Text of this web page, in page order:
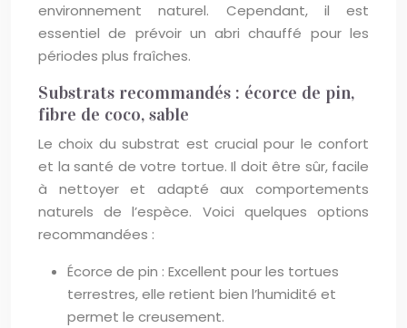
environnement naturel. Cependant, il est
essentiel de prévoir un abri chauffé pour les
périodes plus fraîches.
Substrats recommandés : écorce de pin,
fibre de coco, sable
Le choix du substrat est crucial pour le confort
et la santé de votre tortue. Il doit être sûr, facile
à nettoyer et adapté aux comportements
naturels de l’espèce. Voici quelques options
recommandées :
Écorce de pin : Excellent pour les tortues
terrestres, elle retient bien l’humidité et
permet le creusement.